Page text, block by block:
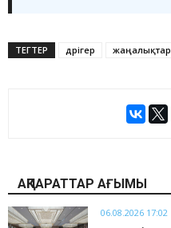
ТЕГТЕР дәрігер жаңалықтар
АҚПАРАТТАР АҒЫМЫ
06.08.2026 17:02